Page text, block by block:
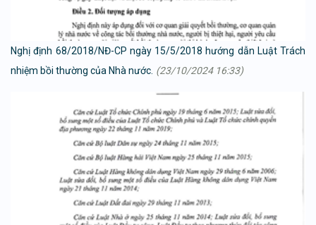
Nghị định 68/2018/NĐ-CP ngày 15/5/2018 hướng dẫn Luật Trách
nhiệm bồi thường của Nhà nước. (23/10/2024 16:33)